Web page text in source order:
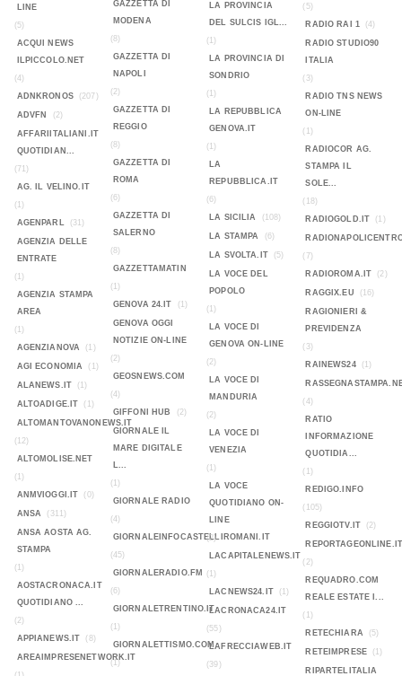
LINE
(5)
ACQUI NEWS
ILPICCOLO.NET
(4)
ADNKRONOS
(207)
ADVFN (2)
AFFARIITALIANI.IT
QUOTIDIAN...
(71)
AG. IL VELINO.IT
(1)
AGENPARL
(31)
AGENZIA DELLE
ENTRATE
(1)
AGENZIA STAMPA
AREA
(1)
AGENZIANOVA
(1)
AGI ECONOMIA (1)
ALANEWS.IT (1)
ALTOADIGE.IT (1)
ALTOMANTOVANONEWS.IT
(12)
ALTOMOLISE.NET
(1)
ANMVIOGGI.IT
(0)
ANSA (311)
ANSA AOSTA AG.
STAMPA
(1)
AOSTACRONACA.IT
QUOTIDIANO ...
(2)
APPIANEWS.IT
(8)
AREAIMPRESENETWORK.IT
GAZZETTA DI
MODENA
(8)
GAZZETTA DI
NAPOLI
(2)
GAZZETTA DI
REGGIO
(8)
GAZZETTA DI
ROMA
(6)
GAZZETTA DI
SALERNO
(8)
GAZZETTAMATIN
(1)
GENOVA 24.IT
(1)
GENOVA OGGI
NOTIZIE ON-LINE
(2)
GEOSNEWS.COM
(4)
GIFFONI HUB
(2)
GIORNALE IL
MARE DIGITALE
L...
(1)
GIORNALE RADIO
(4)
GIORNALEINFOCASTELLIROMANI.IT
(45)
GIORNALERADIO.FM
(6)
GIORNALETRENTINO.IT
(1)
GIORNALETTISMO.COM
(1)
LA PROVINCIA
DEL SULCIS IGL...
(1)
LA PROVINCIA DI
SONDRIO
(1)
LA REPUBBLICA
GENOVA.IT
(1)
LA
REPUBBLICA.IT
(6)
LA SICILIA
(108)
LA STAMPA (6)
LA SVOLTA.IT (5)
LA VOCE DEL
POPOLO
(1)
LA VOCE DI
GENOVA ON-LINE
(2)
LA VOCE DI
MANDURIA
(2)
LA VOCE DI
VENEZIA
(1)
LA VOCE
QUOTIDIANO ON-
LINE
(2)
LACAPITALENEWS.IT
(1)
LACNEWS24.IT
(1)
LACRONACA24.IT
(55)
LAFRECCIAWEB.IT
(39)
(5)
RADIO RAI 1
(4)
RADIO STUDIO90
ITALIA
(3)
RADIO TNS NEWS
ON-LINE
(1)
RADIOCOR AG.
STAMPA IL
SOLE...
(18)
RADIOGOLD.IT
(1)
(7)
RADIOROMA.IT
(2)
RAGGIX.EU (16)
RAGIONIERI &
PREVIDENZA
(3)
RAINEWS24
(1)
(4)
RATIO
INFORMAZIONE
QUOTIDIA...
(1)
REDIGO.INFO
(105)
REGGIOTV.IT
(2)
REPORTAGEONLINE.IT
(2)
REQUADRO.COM
REALE ESTATE I...
(1)
RETECHIARA
(5)
RETEIMPRESE (1)
RIPARTELITALIA